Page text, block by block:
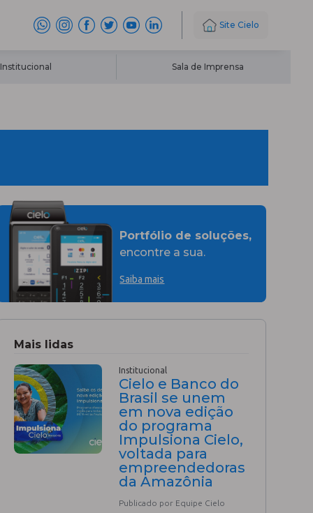
Site Cielo
Institucional Sala de Imprensa
Portfólio de soluções,
encontre a sua.
Saiba mais
Mais lidas
Institucional
Cielo e Banco do
Brasil se unem
em nova edição
do programa
Impulsiona Cielo,
voltada para
empreendedoras
da Amazônia
Publicado por Equipe Cielo